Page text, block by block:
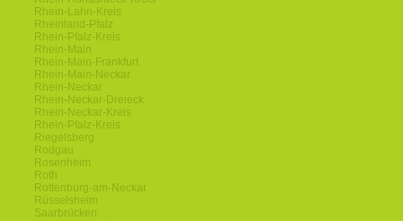
Rhein-Lahn-Kreis
Rheinland-Pfalz
Rhein-Pfalz-Kreis
Rhein-Main
Rhein-Main-Frankfurt
Rhein-Main-Neckar
Rhein-Neckar
Rhein-Neckar-Dreieck
Rhein-Neckar-Kreis
Rhein-Pfalz-Kreis
Riegelsberg
Rodgau
Rosenheim
Roth
Rottenburg-am-Neckar
Rüsselsheim
Saarbrücken